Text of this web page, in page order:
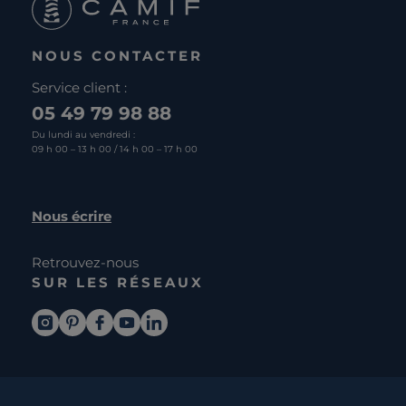
NOUS CONTACTER
Service client :
05 49 79 98 88
Du lundi au vendredi :
09 h 00 – 13 h 00 / 14 h 00 – 17 h 00
Nous écrire
Retrouvez-nous
SUR LES RÉSEAUX